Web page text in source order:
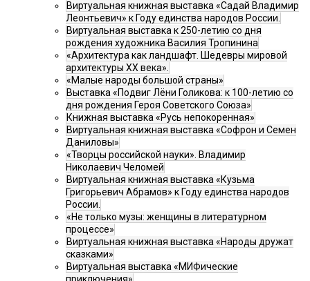
Виртуальная книжная выставка «Садай Владимир
Леонтьевич» к Году единства народов России.
Виртуальная выставка к 250-летию со дня
рождения художника Василия Тропинина
«Архитектура как ландшафт. Шедевры мировой
архитектуры XX века».
«Малые народы большой страны»
Выставка «Подвиг Лёни Голикова: к 100-летию со
дня рождения Героя Советского Союза»
Книжная выставка «Русь непокоренная»
Виртуальная книжная выставка «Софрон и Семен
Даниловы»
«Творцы российской науки». Владимир
Николаевич Челомей
Виртуальная книжная выставка «Кузьма
Григорьевич Абрамов» к Году единства народов
России.
«Не только музы: женщины в литературном
процессе»
Виртуальная книжная выставка «Народы дружат
сказками»
Виртуальная выставка «МИФические